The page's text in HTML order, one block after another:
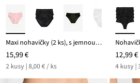
Maxi nohavičky (2 ks), s jemnou čipkou
15,99 €
2 kusy | 8,00 € / ks
12,99 €
4 kusy |